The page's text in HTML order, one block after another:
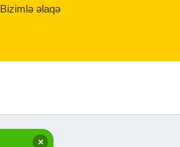
Bizimlə əlaqə
✕